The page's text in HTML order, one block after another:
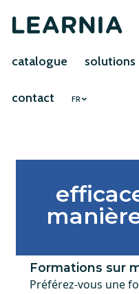
catalogue solutions
contact FR
Formations sur
Préférez-vous une